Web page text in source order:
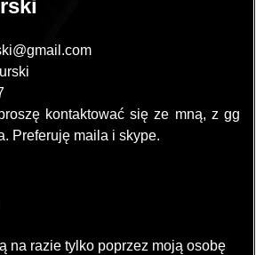
kontaktować się ze mną, z gg
Preferuję maila i skype.
na razie tylko poprzez moją osobę